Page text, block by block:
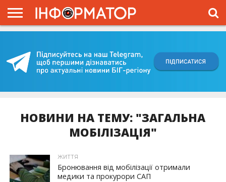
ПРОЄКТ
НОВИНИ НА ТЕМУ: "ЗАГАЛЬНА
МОБІЛІЗАЦІЯ"
ЖИТТЯ
Бронювання від мобілізації отримали
медики та прокурори САП